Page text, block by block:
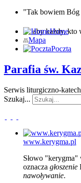
"Tak bowiem Bóg
… aby każdy, kto
Home
Mapa
Poczta
Parafia św.
Serwis liturgiczno-
Szukaj...
www.kerygma.pl
Słowo
oznacza głoszenie
nawoływanie.